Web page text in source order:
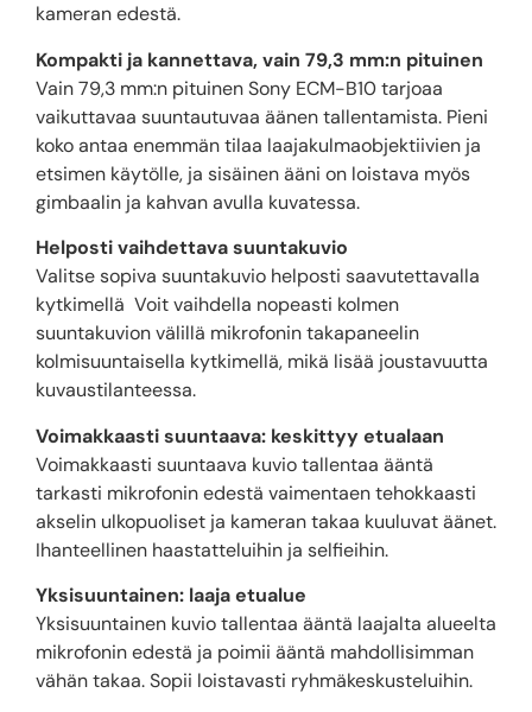
kameran edestä.
Kompakti ja kannettava, vain 79,3 mm:n pituinen
Vain 79,3 mm:n pituinen Sony ECM-B10 tarjoaa
vaikuttavaa suuntautuvaa äänen tallentamista. Pieni
koko antaa enemmän tilaa laajakulmaobjektiivien ja
etsimen käytölle, ja sisäinen ääni on loistava myös
gimbaalin ja kahvan avulla kuvatessa.
Helposti vaihdettava suuntakuvio
Valitse sopiva suuntakuvio helposti saavutettavalla
kytkimellä Voit vaihdella nopeasti kolmen
suuntakuvion välillä mikrofonin takapaneelin
kolmisuuntaisella kytkimellä, mikä lisää joustavuutta
kuvaustilanteessa.
Voimakkaasti suuntaava: keskittyy etualaan
Voimakkaasti suuntaava kuvio tallentaa ääntä
tarkasti mikrofonin edestä vaimentaen tehokkaasti
akselin ulkopuoliset ja kameran takaa kuuluvat äänet.
Ihanteellinen haastatteluihin ja selfieihin.
Yksisuuntainen: laaja etualue
Yksisuuntainen kuvio tallentaa ääntä laajalta alueelta
mikrofonin edestä ja poimii ääntä mahdollisimman
vähän takaa. Sopii loistavasti ryhmäkeskusteluihin.